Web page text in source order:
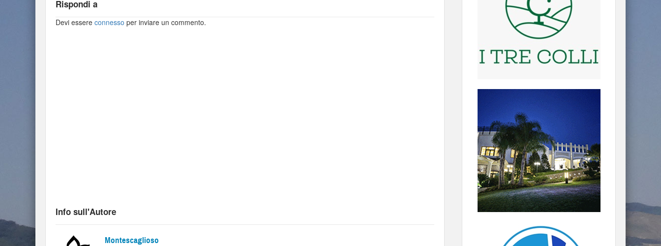
Rispondi a
Devi essere connesso per inviare un commento.
Info sull'Autore
Montescaglioso